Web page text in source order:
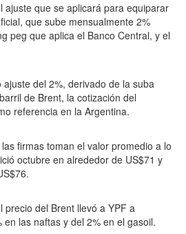
ajuste que se aplicará para equiparar
que sube mensualmente 2%
peg que aplica el Banco Central, y el
del 2%, derivado de la suba
de Brent, la cotización del
referencia en la Argentina.
firmas toman el valor promedio a lo
octubre en alrededor de US$71 y
precio del Brent llevó a YPF a
las naftas y del 2% en el gasoil.